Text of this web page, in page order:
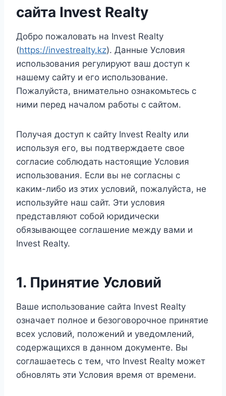
сайта Invest Realty
Добро пожаловать на Invest Realty
(https://investrealty.kz). Данные Условия
использования регулируют ваш доступ к
нашему сайту и его использование.
Пожалуйста, внимательно ознакомьтесь с
ними перед началом работы с сайтом.
Получая доступ к сайту Invest Realty или
используя его, вы подтверждаете свое
согласие соблюдать настоящие Условия
использования. Если вы не согласны с
каким-либо из этих условий, пожалуйста, не
используйте наш сайт. Эти условия
представляют собой юридически
обязывающее соглашение между вами и
Invest Realty.
1. Принятие Условий
Ваше использование сайта Invest Realty
означает полное и безоговорочное принятие
всех условий, положений и уведомлений,
содержащихся в данном документе. Вы
соглашаетесь с тем, что Invest Realty может
обновлять эти Условия время от времени.